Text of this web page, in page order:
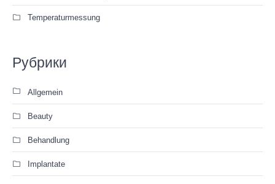
Temperaturmessung
Рубрики
Allgemein
Beauty
Behandlung
Implantate